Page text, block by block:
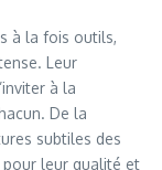
à la fois outils,
Leur
à la
De la
subtiles des
leur qualité et